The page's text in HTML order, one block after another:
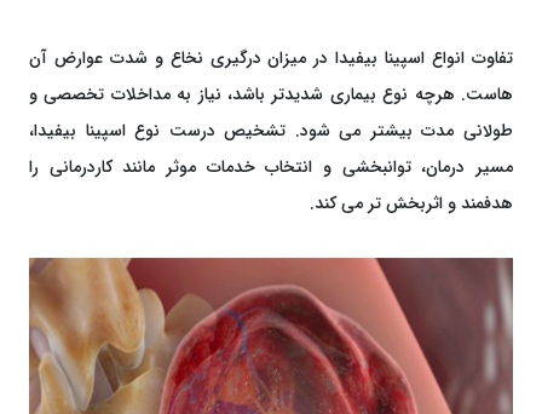
تفاوت انواع اسپینا بیفیدا در میزان درگیری نخاع و شدت عوارض آن‌
هاست. هرچه نوع بیماری شدیدتر باشد، نیاز به مداخلات تخصصی و
طولانی ‌مدت بیشتر می ‌شود. تشخیص درست نوع اسپینا بیفیدا،
مسیر درمان، توانبخشی و انتخاب خدمات موثر مانند کاردرمانی را
هدفمند و اثربخش ‌تر می‌ کند.